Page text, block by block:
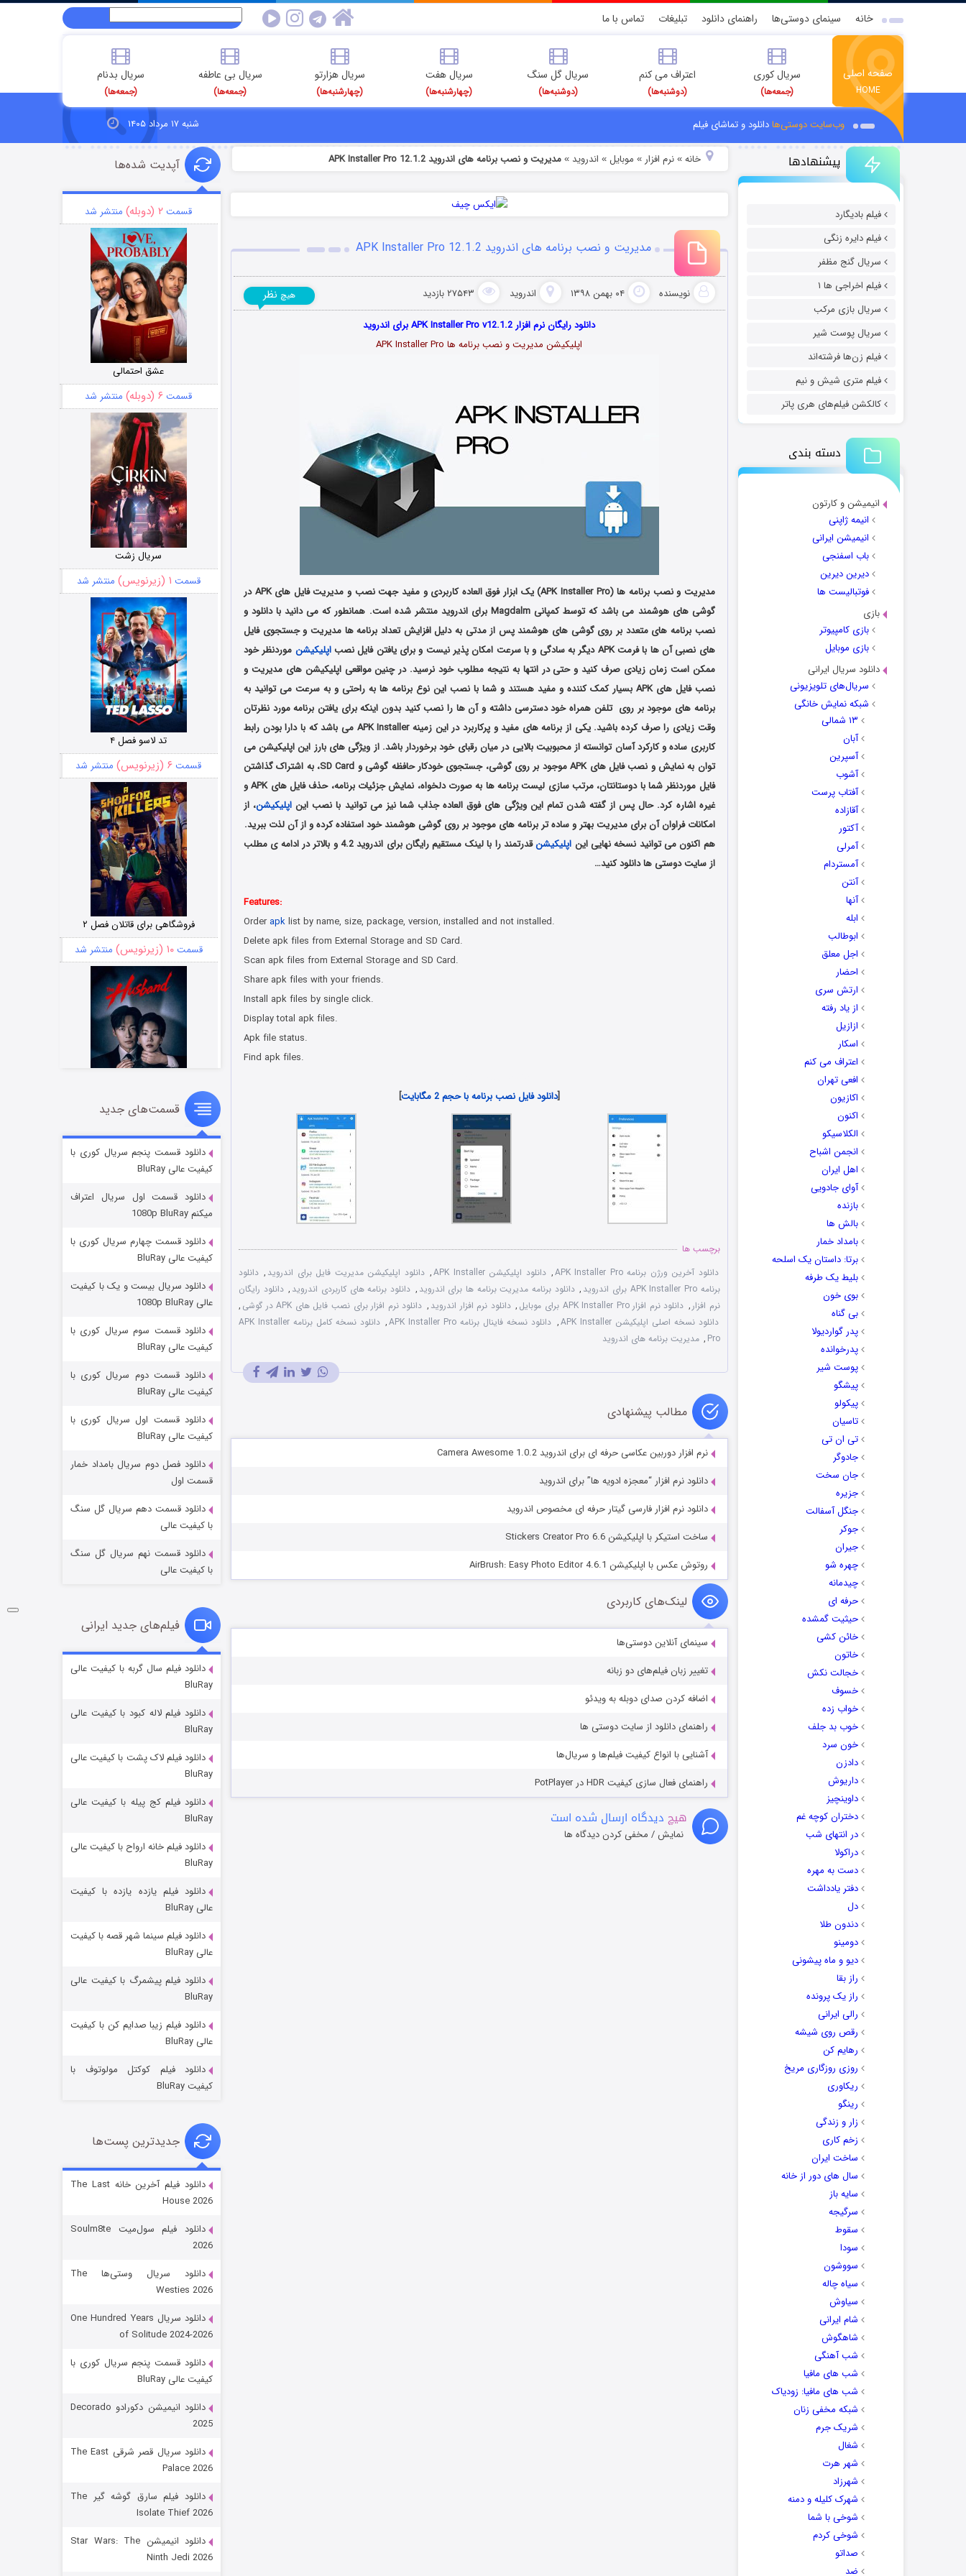
خانه سینمای دوستی‌ها راهنمای دانلود تبلیغات تماس با ما
صفحه اصلی
HOME
سریال کوری
(جمعه‌ها)
اعتراف می کنم
(دوشنبه‌ها)
سریال گل سنگ
(دوشنبه‌ها)
سریال هفت
(چهارشنبه‌ها)
سریال هزارتو
(چهارشنبه‌ها)
سریال بی عاطفه
(جمعه‌ها)
سریال بدنام
(جمعه‌ها)
وب‌سایت دوستی‌هادانلود و تماشای فیلم شنبه ۱۷ مرداد ۱۴۰۵
پیشنهادها
فیلم بادیگارد
فیلم دایره زنگی
سریال گنج مظفر
فیلم اخراجی ها ۱
سریال بازی مرکب
سریال پوست شیر
فیلم زن‌ها فرشته‌اند
فیلم متری شیش و نیم
کالکشن فیلم‌های هری پاتر
دسته بندی
انیمیشن و کارتون
انیمه ژاپنی
انیمیشن ایرانی
باب اسفنجی
دیرین دیرین
فوتبالیست ها
بازی
بازی کامپیوتر
بازی موبایل
دانلود سریال ایرانی
سریال‌های تلویزیونی
شبکه نمایش خانگی
۱۳ شمالی
آبان
آسپرین
آشوب
آفتاب پرست
آقازاده
آکتور
آمرلی
آمستردام
آنتن
آنها
ابله
ابوطالب
اجل معلق
احضار
ارتش سری
از یاد رفته
ازازیل
اسکار
اعتراف می کنم
افعی تهران
اکازیون
اکنون
الکلاسیکو
انجمن اشباح
اهل ایران
آوای جادویی
بازنده
بالش ها
بامداد خمار
برتا: داستان یک اسلحه
بلیط یک‌‌ طرفه
بوی خون
بی گناه
پدر گواردیولا
پدرخوانده
پوست شیر
پیشگو
پیکولو
تاسیان
تی ان تی
جادوگر
جان سخت
جزیره
جنگل آسفالت
جوکر
جیران
چهره شو
چیدمانه
حرفه ای
حیثیت گمشده
خائن کشی
خاتون
خجالت نکش
خسوف
خواب زده
خوب بد جلف
خون سرد
دادزن
داریوش
داوینچیز
دختران کوچه غم
در انتهای شب
دراکولا
دست به مهره
دفتر یادداشت
دل
دندون طلا
دومینو
دیو و ماه پیشونی
راز بقا
راز یک پرونده
رالی ایرانی
رقص روی شیشه
رهایم کن
روزی روزگاری مریخ
ریکاوری
رینگو
زار و زندگی
زخم کاری
ساخت ایران
سال های دور از خانه
سایه باز
سرگیجه
سقوط
سودا
سووشون
سیاه چاله
سیاوش
شام ایرانی
شاهگوش
شب آهنگی
شب های مافیا
شب های مافیا: زودیاک
شبکه مخفی زنان
شریک جرم
شغال
شهر هرت
شهرزاد
شهرک کلیله و دمنه
شوخی با شما
شوخی کردم
صداتو
ضد
خانه» نرم افزار » موبایل » اندروید » مدیریت و نصب برنامه های اندروید APK Installer Pro 12.1.2
مدیریت و نصب برنامه های اندروید APK Installer Pro 12.1.2
نویسنده ۰۴ بهمن ۱۳۹۸ اندروید ۲۷۵۴۳ بازدید هیچ نظر
دانلود رایگان نرم افزار APK Installer Pro v12.1.2 برای اندروید
اپلیکیشن مدیریت و نصب برنامه ها APK Installer Pro
مدیریت و نصب برنامه ها (APK Installer Pro) یک ابزار فوق العاده کاربردی و مفید جهت نصب و مدیریت فایل های APK در
گوشی های هوشمند می باشد که توسط کمپانی Magdalm برای اندروید منتشر شده است. همانطور که می دانید با دانلود و
نصب برنامه های متعدد بر روی گوشی های هوشمند پس از مدتی به دلیل افزایش تعداد برنامه ها مدیریت و جستجوی فایل
های نصبی آن ها با فرمت APK دیگر به سادگی و با سرعت امکان پذیر نیست و برای یافتن فایل نصب
اپلیکیشن موردنظر خود
ممکن است زمان زیادی صرف کنید و حتی در انتها به نتیجه مطلوب خود نرسید. در چنین مواقعی اپلیکیشن های مدیریت و
نصب فایل های APK بسیار کمک کننده و مفید هستند و شما با نصب این نوع برنامه ها به راحتی و به سرعت می توانید به
برنامه های موجود بر روی تلفن همراه خود دسترسی داشته و آن ها را نصب کنید بدون اینکه برای یافتن برنامه مورد نظرتان
وقت زیادی را صرف کرده باشید. یکی از برنامه های مفید و پرکاربرد در این زمینه APK Installer می باشد که با دارا بودن رابط
کاربری ساده و کارکرد آسان توانسته از محبوبیت بالایی در میان رقبای خود برخوردار باشد. از ویژگی های بارز این اپلیکیشن می
توان به نمایش و نصب فایل های APK موجود بر روی گوشی، جستجوی خودکار حافظه گوشی و SD Card، به اشتراک گذاشتن
فایل موردنظر شما با دوستانتان، مرتب سازی لیست برنامه ها به صورت دلخواه، نمایش جزئیات برنامه، حذف فایل های APK و
غیره اشاره کرد. حال پس از گفته شدن تمام این ویژگی های فوق العاده جذاب شما نیز می توانید با نصب این اپلیکیشن، از
امکانات فراوان آن برای مدیریت بهتر و ساده تر برنامه های موجود بر روی گوشی هوشمند خود استفاده کرده و از آن لذت ببرید.
هم اکنون می توانید نسخه نهایی این اپلیکیشن
قدرتمند را با لینک مستقیم رایگان برای اندروید 4.2 و بالاتر در ادامه ی مطلب
از سایت دوستی ها دانلود کنید…
Features:
Orderapklist by name, size, package, version, installed and not installed.
Delete apk files from External Storage and SD Card.
Scan apk files from External Storage and SD Card.
Share apk files with your friends.
Install apk files by single click.
Display total apk files.
Apk file status.
Find apk files.
[دانلود فایل نصب برنامه با حجم 2 مگابایت ]
برچسب ها
دانلود آخرین ورژن برنامه APK Installer Pro
, دانلود اپلیکیشن APK Installer , دانلود اپلیکیشن مدیریت فایل برای اندروید , دانلود
برنامه APK Installer Pro برای اندروید
, دانلود برنامه مدیریت برنامه ها برای اندروید , دانلود برنامه های کاربردی اندروید , دانلود رایگان
نرم افزار , دانلود نرم افزار APK Installer Pro برای موبایل , دانلود نرم افزار اندروید , دانلود نرم افزار برای نصب فایل های APK در گوشی
,
دانلود نسخه اصلی اپلیکیشن APK Installer
, دانلود نسخه فاینال برنامه APK Installer Pro ,
دانلود نسخه کامل برنامه APK Installer
Pro
, مدیریت برنامه های اندروید
مطالب پیشنهادی
نرم افزار دوربین عکاسی حرفه ای برای اندروید Camera Awesome 1.0.2
دانلود نرم افزار “معجزه ادویه ها” برای اندروید
دانلود نرم افزار فارسی گیتار حرفه ای مخصوص اندروید
ساخت استیکر با اپلیکیشن Stickers Creator Pro 6.6
روتوش عکس با اپلیکیشن AirBrush: Easy Photo Editor 4.6.1
لینک‌های کاربردی
سینمای آنلاین دوستی‌ها
تغییر زبان فیلم‌های دو زبانه
اضافه کردن صدای دوبله به ویدئو
راهنمای دانلود از سایت دوستی ها
آشنایی با انواع کیفیت فیلم‌ها و سریال‌ها
راهنمای فعال سازی کیفیت HDR در PotPlayer
هیچ دیدگاه ارسال شده است
نمایش / مخفی کردن دیدگاه ها
آپدیت شده‌ها
قسمت ۲ (دوبله) منتشر شد
عشق احتمالی
قسمت ۶ (دوبله) منتشر شد
سریال زشت
قسمت ۱ (زیرنویس) منتشر شد
تد لاسو فصل ۴
قسمت ۶ (زیرنویس) منتشر شد
فروشگاهی برای قاتلان فصل ۲
قسمت۱۰ (زیرنویس) منتشر شد
شوهر
قسمت۸ (زیرنویس) منتشر شد
عملیات آپارتمان
مردگان متحرک: شهر مرده ۳
قسمت ۲ (زیرنویس) منتشر شد
شکست استوارت در نجات جهان
قسمت
شوگر فصل ۲
خاندان اژدها فصل ۳
قسمت
باب اسفنجی فصل ۱۷
قسمت
قسمت‌های جدید
دانلود قسمت پنجم سریال کوری با
کیفیت عالی BluRay
دانلود قسمت اول سریال اعتراف
میکنم 1080p BluRay
دانلود قسمت چهارم سریال کوری با
کیفیت عالی BluRay
دانلود سریال بیست و یک با کیفیت
عالی 1080p BluRay
دانلود قسمت سوم سریال کوری با
کیفیت عالی BluRay
دانلود قسمت دوم سریال کوری با
کیفیت عالی BluRay
دانلود قسمت اول سریال کوری با
کیفیت عالی BluRay
دانلود فصل دوم سریال بامداد خمار
قسمت اول
دانلود قسمت دهم سریال گل سنگ
با کیفیت عالی
دانلود قسمت نهم سریال گل سنگ
با کیفیت عالی
فیلم‌های جدید ایرانی
دانلود فیلم سال گربه با کیفیت عالی
BluRay
دانلود فیلم لاله کبود با کیفیت عالی
BluRay
دانلود فیلم لاک پشت با کیفیت عالی
BluRay
دانلود فیلم کج‌ پیله با کیفیت عالی
BluRay
دانلود فیلم خانه ارواح با کیفیت عالی
BluRay
دانلود فیلم یازده یازده با کیفیت
عالی BluRay
دانلود فیلم سینما شهر قصه با کیفیت
عالی BluRay
دانلود فیلم پیشمرگ با کیفیت عالی
BluRay
دانلود فیلم زیبا صدایم کن با کیفیت
عالی BluRay
دانلود فیلم کوکتل مولوتوف با
کیفیت BluRay
جدیدترین پست‌ها
دانلود فیلم آخرین خانه The Last
House 2026
دانلود فیلم سول‌میت Soulm8te
2026
دانلود سریال وستی‌ها The
Westies 2026
دانلود سریال One Hundred Years
of Solitude 2024-2026
دانلود قسمت پنجم سریال کوری با
کیفیت عالی BluRay
دانلود انیمیشن دکورادو Decorado
2025
دانلود سریال قصر شرقی The East
Palace 2026
دانلود فیلم سارق گوشه گیر The
Isolate Thief 2026
دانلود انیمیشن Star Wars: The
Ninth Jedi 2026